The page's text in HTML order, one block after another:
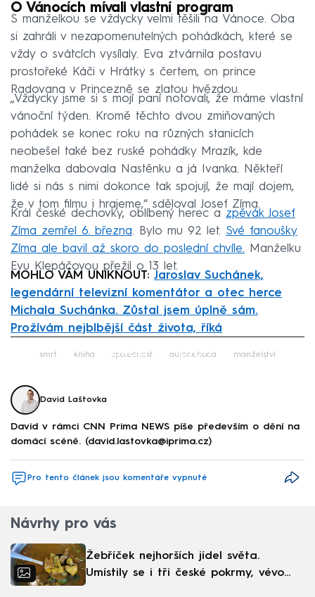
O Vánocích mívali vlastní program
S manželkou se vždycky velmi těšili na Vánoce. Oba
si zahráli v nezapomenutelných pohádkách, které se
vždy o svátcích vysílaly. Eva ztvárnila postavu
prostořeké Káči v Hrátky s čertem, on prince
Radovana v Princezně se zlatou hvězdou.
„Vždycky jsme si s mojí paní notovali, že máme vlastní
vánoční týden. Kromě těchto dvou zmiňovaných
pohádek se konec roku na různých stanicích
neobešel také bez ruské pohádky Mrazík, kde
manželka dabovala Nastěnku a já Ivanka. Někteří
lidé si nás s nimi dokonce tak spojují, že mají dojem,
že v tom filmu i hrajeme,“ sděloval Josef Zíma.
Král české dechovky, oblíbený herec a zpěvák Josef
Zíma zemřel 6. března. Bylo mu 92 let. Své fanoušky
Zíma ale bavil až skoro do poslední chvíle. Manželku
Evu Klepáčovou přežil o 13 let.
MOHLO VÁM UNIKNOUT: Jaroslav Suchánek,
legendární televizní komentátor a otec herce
Michala Suchánka. Zůstal jsem úplně sám.
Prožívám nejblbější část života, říká
Failed to fetch
smrt kniha společnost autonehoda manželství
David Laštovka
David v rámci CNN Prima NEWS píše především o dění na
domácí scéně. (david.lastovka@iprima.cz)
Pro tento článek jsou komentáře vypnuté
Návrhy pro vás
Žebříček nejhorších jídel světa.
Umístily se i tři české pokrmy, vévodí